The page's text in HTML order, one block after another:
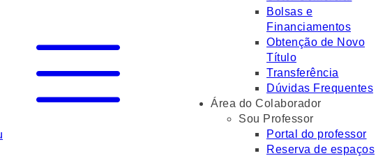
Bolsas e
Financiamentos
Obtenção de Novo
Título
Transferência
Dúvidas Frequentes
Área do Colaborador
Sou Professor
Portal do professor
Reserva de espaços